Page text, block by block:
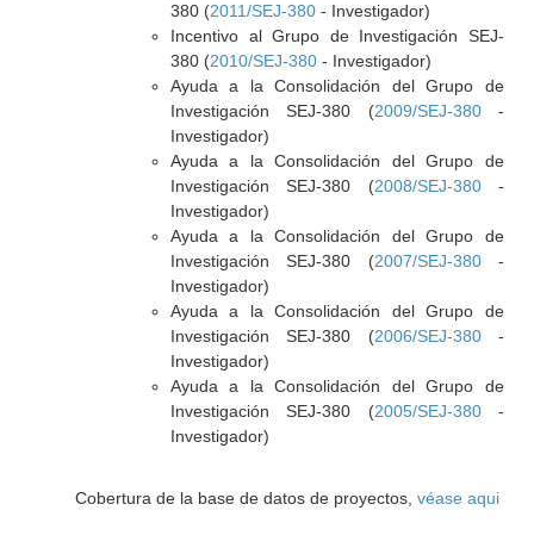
380 (2011/SEJ-380- Investigador)
Incentivo al Grupo de Investigación SEJ-
380 (2010/SEJ-380- Investigador)
Ayuda a la Consolidación del Grupo de
Investigación SEJ-380 (2009/SEJ-380-
Investigador)
Ayuda a la Consolidación del Grupo de
Investigación SEJ-380 (2008/SEJ-380-
Investigador)
Ayuda a la Consolidación del Grupo de
Investigación SEJ-380 (2007/SEJ-380-
Investigador)
Ayuda a la Consolidación del Grupo de
Investigación SEJ-380 (2006/SEJ-380-
Investigador)
Ayuda a la Consolidación del Grupo de
Investigación SEJ-380 (2005/SEJ-380-
Investigador)
Cobertura de la base de datos de proyectos, véase aqui